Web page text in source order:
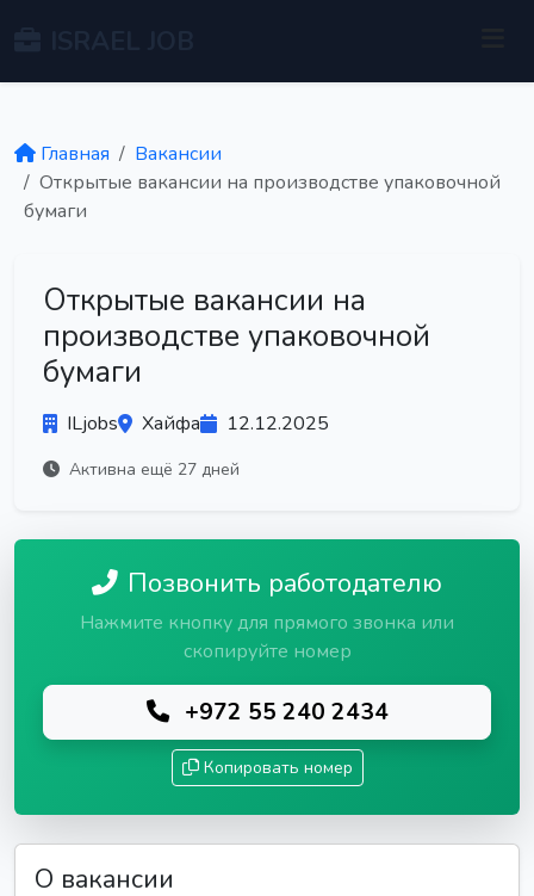
Главная
Вакансии
Открытые вакансии на производстве упаковочной
бумаги
Открытые вакансии на
производстве упаковочной
бумаги
ILjobs Хайфа 12.12.2025
Активна ещё 27 дней
Позвонить работодателю
Нажмите кнопку для прямого звонка или
скопируйте номер
+972 55 240 2434
Копировать номер
О вакансии